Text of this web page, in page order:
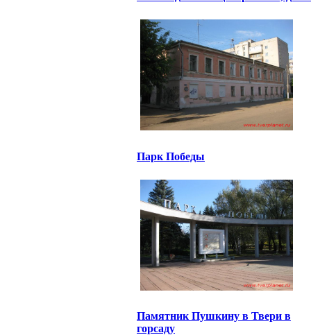
Парк Победы
Памятник Пушкину в Твери в
горсаду